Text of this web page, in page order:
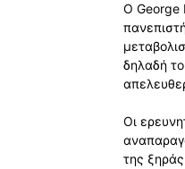
Ο George
δηλαδή
Οι
της